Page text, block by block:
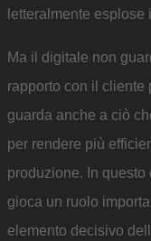
letteralmente
Ma il digitale non
rapporto con il cliente
guarda anche a ciò
per rendere più
produzione. In questo
gioca un ruolo
elemento decisivo